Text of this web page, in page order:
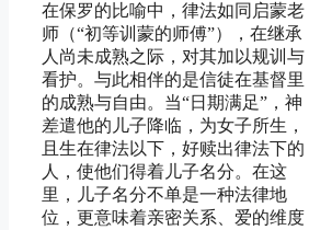
在保罗的比喻中，律法如同启蒙老
师（“初等训蒙的师傅”），在继承
人尚未成熟之际，对其加以规训与
看护。与此相伴的是信徒在基督里
的成熟与自由。当“日期满足”，神
差遣他的儿子降临，为女子所生，
且生在律法以下，好赎出律法下的
人，使他们得着儿子名分。在这
里，儿子名分不单是一种法律地
位，更意味着亲密关系、爱的维度